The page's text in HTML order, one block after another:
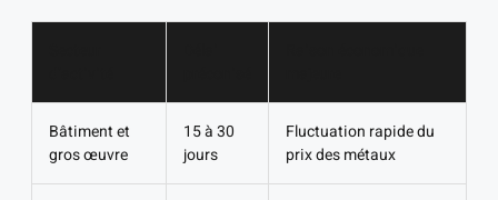
Bâtiment et
gros œuvre
15 à 30
jours
Fluctuation rapide du
prix des métaux